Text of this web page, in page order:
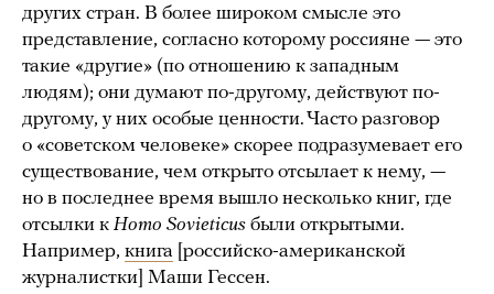
других стран. В более широком смысле это
представление, согласно которому россияне — это
такие «другие» (по отношению к западным
людям); они думают по-другому, действуют по-
другому, у них особые ценности. Часто разговор
о «советском человеке» скорее подразумевает его
существование, чем открыто отсылает к нему, —
но в последнее время вышло несколько книг, где
отсылки к Homo Sovieticus были открытыми.
Например, книга [российско-американской
журналистки] Маши Гессен.